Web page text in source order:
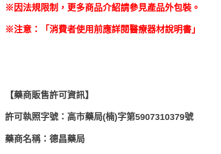
※因法規限制，更多商品介紹請參見產品外包裝。
※注意：「消費者使用前應詳閱醫療器材說明書」
【藥商販售許可資訊】
許可執照字號：高市藥局(楠)字第5907310379號
藥商名稱：德昌藥局